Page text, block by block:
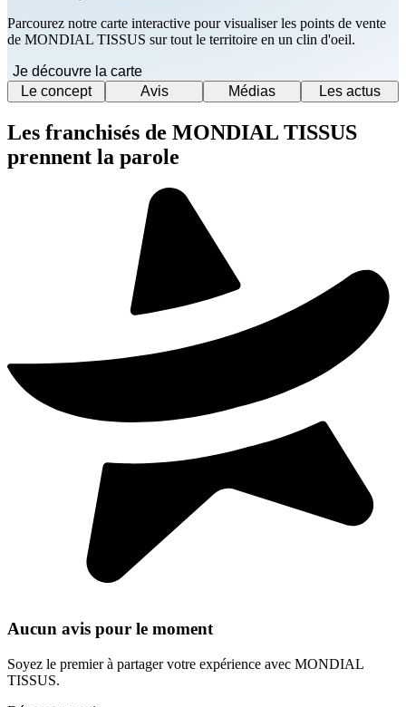
Parcourez notre carte interactive pour visualiser les points de vente
de MONDIAL TISSUS sur tout le territoire en un clin d'oeil.
Je découvre la carte
Le concept
Avis Médias Les actus
Les franchisés de MONDIAL TISSUS
prennent la parole
Aucun avis pour le moment
Soyez le premier à partager votre expérience avec MONDIAL
TISSUS.